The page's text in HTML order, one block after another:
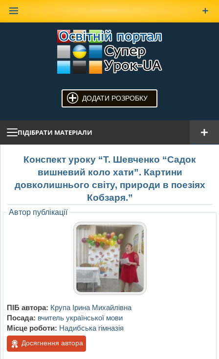
ДОДАТИ РОЗРОБКУ
ПІДІБРАТИ МАТЕРІАЛИ
Конспект уроку “Т. Шевченко “Садок
вишневий коло хати”. Картини
довколишнього світу, природи в поезіях
Кобзаря.”
Автор публікації
ПІБ автора: Крупа Ірина Михайлівна
Посада: вчитель української мови
Місце роботи: Надибська гімназія
Досягнення автора